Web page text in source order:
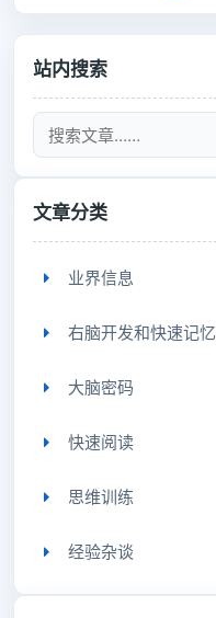
站内搜索
文章分类
业界信息
右脑开发和快速记忆
大脑密码
快速阅读
思维训练
经验杂谈